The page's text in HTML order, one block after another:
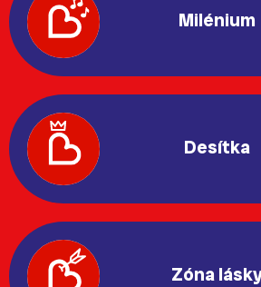
Milénium
Desítka
Zóna